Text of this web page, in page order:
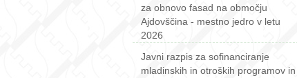
za obnovo fasad na območju
Ajdovščina - mestno jedro v letu
2026
Javni razpis za sofinanciranje
mladinskih in otroških programov in